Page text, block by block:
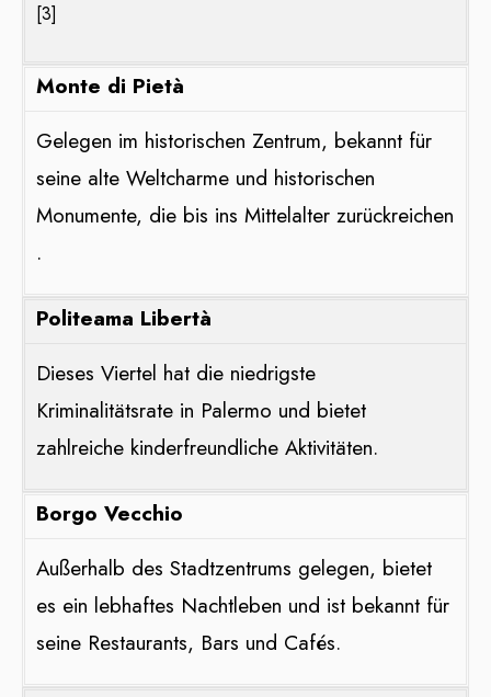
[3]
Monte di Pietà
Gelegen im historischen Zentrum, bekannt für
seine alte Weltcharme und historischen
Monumente, die bis ins Mittelalter zurückreichen​​
.
Politeama Libertà
Dieses Viertel hat die niedrigste
Kriminalitätsrate in Palermo und bietet
zahlreiche kinderfreundliche Aktivitäten​​.
Borgo Vecchio
Außerhalb des Stadtzentrums gelegen, bietet
es ein lebhaftes Nachtleben und ist bekannt für
seine Restaurants, Bars und Cafés​​.